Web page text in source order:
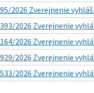
2026 Zverejnenie
2026 Zverejnenie
2026 Zverejnenie
2026 Zverejnenie
2026 Zverejnenie